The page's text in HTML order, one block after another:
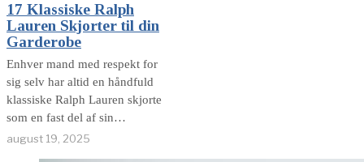
selve indbegrebet af
sommerens elegance og
afslappet
17 Klassiske Ralph
Lauren Skjorter til din
Garderobe
Enhver mand med respekt for
sig selv har altid en håndfuld
klassiske Ralph Lauren skjorte
som en fast del af sin
garderobe. Personligt udgør
august 19, 2025